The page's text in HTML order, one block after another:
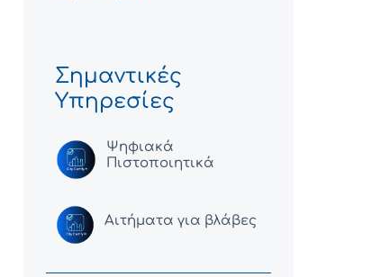
Σημαντικές
Υπηρεσίες
Ψηφιακά
Πιστοποιητικά
Αιτήματα για βλάβες